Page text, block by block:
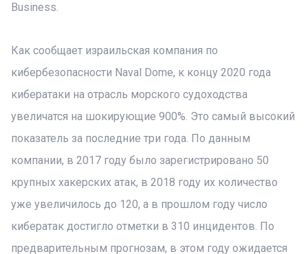
Business.
Как сообщает израильская компания по
кибербезопасности Naval Dome, к концу 2020 года
кибератаки на отрасль морского судоходства
увеличатся на шокирующие 900%. Это самый высокий
показатель за последние три года. По данным
компании, в 2017 году было зарегистрировано 50
крупных хакерских атак, в 2018 году их количество
уже увеличилось до 120, а в прошлом году число
кибератак достигло отметки в 310 инцидентов. По
предварительным прогнозам, в этом году ожидается